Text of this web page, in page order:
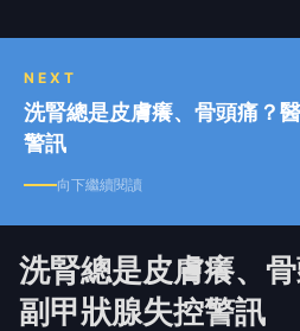
NEXT
洗腎總是皮膚癢、骨頭痛？
警訊
向下繼續閱讀
洗腎總是皮膚癢、
副甲狀腺失控警訊